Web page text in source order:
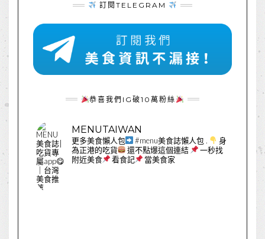
訂閱TELEGRAM
恭喜我們IG破10萬粉絲
MENUTAIWAN
更多美食懶人包 #menu美食誌懶人包 .
身
為正港的吃貨
還不點爆這個連結
一秒找
附近美食
看食記 當美食家